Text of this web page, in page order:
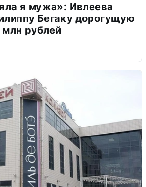
я мужа»: Ивлеева
Бегаку дорогущую
млн рублей